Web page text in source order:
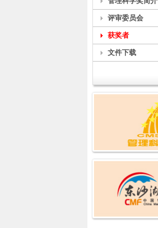
评审委员会
获奖者
文件下载